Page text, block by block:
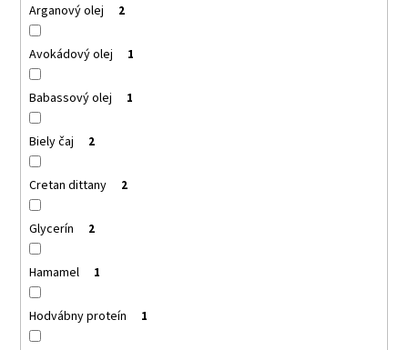
Arganový olej 2
Avokádový olej 1
Babassový olej 1
Biely čaj 2
Cretan dittany 2
Glycerín 2
Hamamel 1
Hodvábny proteín 1
SANTO
VOLCANO
SPA
SPRCHOVACÍ
GÉL
SANTO
VOLCANO
SPA
SHOWER
GEL
€11,95